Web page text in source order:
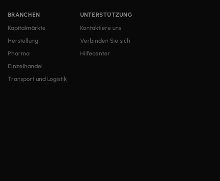
BRANCHEN
Kapitalmärkte
Herstellung
Pharma
Einzelhandel
Transport und Logistik
UNTERSTÜTZUNG
Kontaktiere uns
Verbinden Sie sich
Hilfecenter